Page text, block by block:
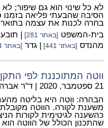
לא כל שינוי הוא גם שיפור; לא
הסיבה שהבעתי פליאה
בחרה לכנות את עצמה בתואר
בית-המשפט [באתר 281] | תובע
מהנדס [באתר 441] | גדר [באתר 284]
ווטה המתוכננת לפי התקן
21 ספטמבר, 2020 | ד"ר
הבהרה: ווטה היא בליטה
משענת לקורה. הווטה מקובלת
כהשענה לגיטימית לקורות
שהתכנון הכולל של הווטה הוא